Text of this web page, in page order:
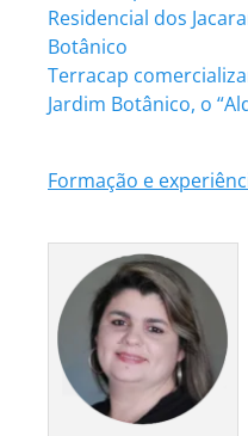
Residencial dos
Botânico
Terracap
Jardim Botânico, o
Formação e